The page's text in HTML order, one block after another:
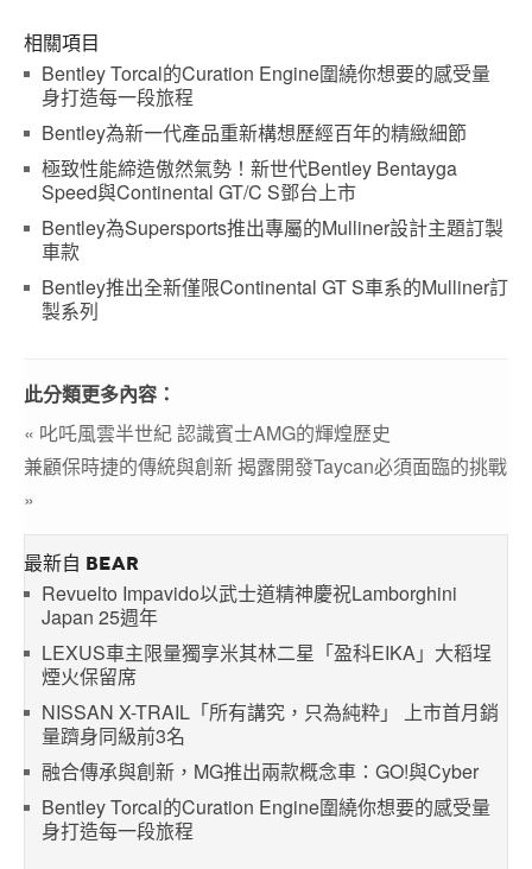
相關項目
Bentley Torcal的Curation Engine圍繞你想要的感受量
身打造每一段旅程
Bentley為新一代產品重新構想歷經百年的精緻細節
極致性能締造傲然氣勢！新世代Bentley Bentayga
Speed與Continental GT/C S鄧台上市
Bentley為Supersports推出專屬的Mulliner設計主題訂製
車款
Bentley推出全新僅限Continental GT S車系的Mulliner訂
製系列
此分類更多內容：
« 叱吒風雲半世紀 認識賓士AMG的輝煌歷史
兼顧保時捷的傳統與創新 揭露開發Taycan必須面臨的挑戰
»
最新自 BEAR
Revuelto Impavido以武士道精神慶祝Lamborghini
Japan 25週年
LEXUS車主限量獨享米其林二星「盈科EIKA」大稻埕
煙火保留席
NISSAN X-TRAIL「所有講究，只為純粋」 上市首月銷
量躋身同級前3名
融合傳承與創新，MG推出兩款概念車：GO!與Cyber
Bentley Torcal的Curation Engine圍繞你想要的感受量
身打造每一段旅程